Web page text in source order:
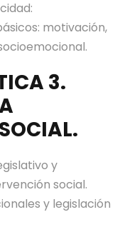
motivación,
3.
y
social.
y legislación